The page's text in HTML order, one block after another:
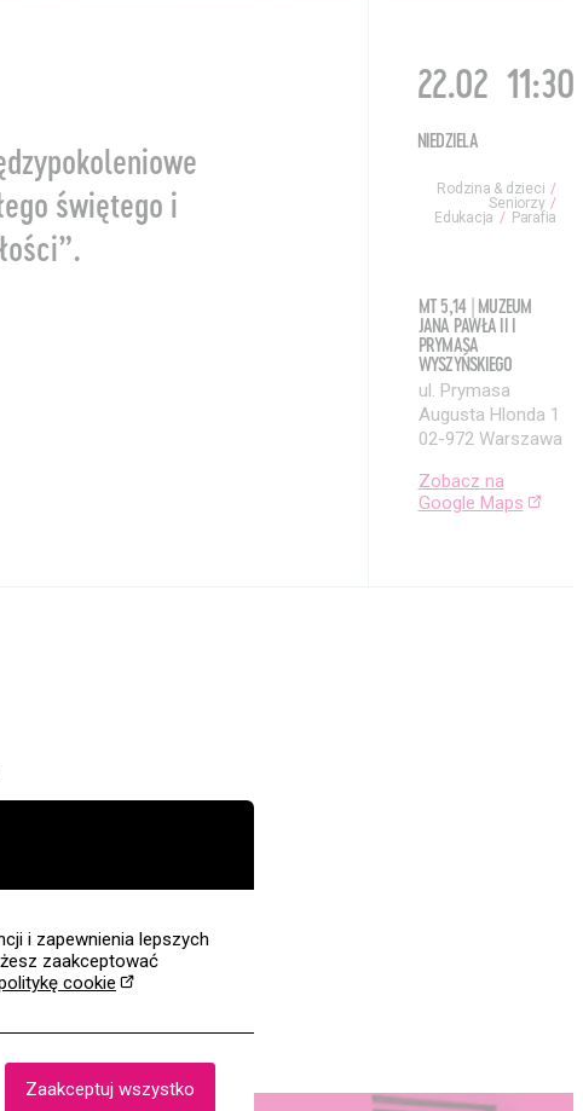
świętego i
22.02 11:30
NIEDZIELA
Rodzina & dzieci
Seniorzy
Edukacja
Parafia
MT 5,14 | MUZEUM
JANA PAWŁA II I
PRYMASA
WYSZYŃSKIEGO
ul. Prymasa
Augusta Hlonda 1
02-972 Warszawa
Zobacz na
Google Maps
i zapewnienia lepszych
zaakceptować
cookie
Zaakceptuj wszystko